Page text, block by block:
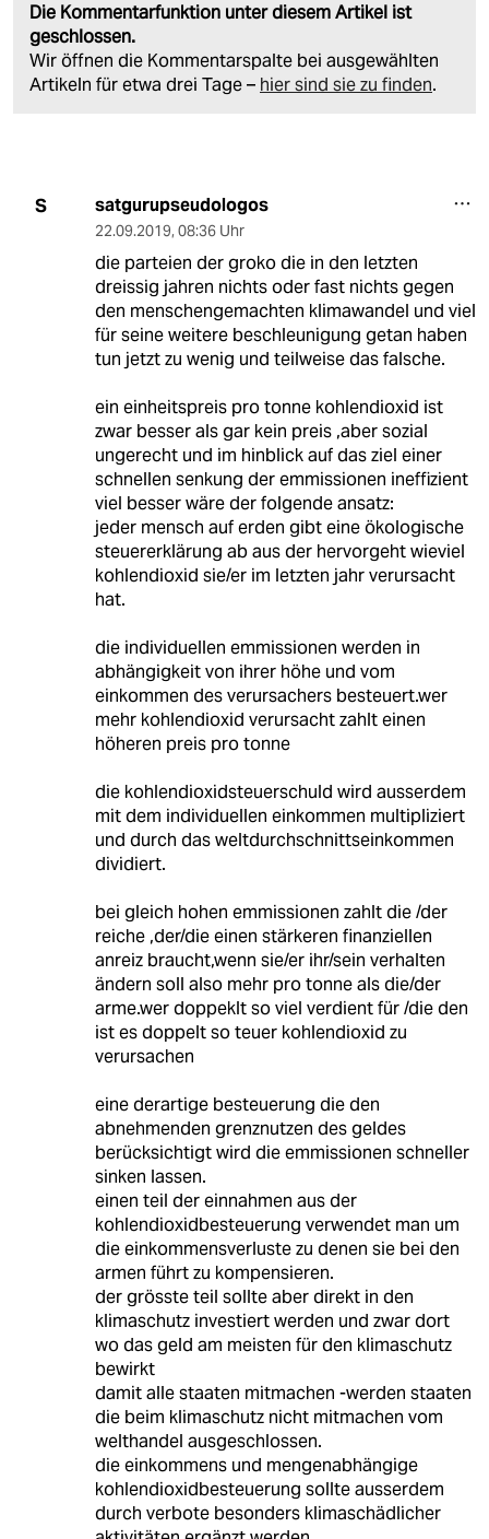
Die Kommentarfunktion unter diesem Artikel ist
geschlossen.
Wir öffnen die Kommentarspalte bei ausgewählten
Artikeln für etwa drei Tage – hier sind sie zu finden.
S satgurupseudologos
22.09.2019, 08:36 Uhr
die parteien der groko die in den letzten
dreissig jahren nichts oder fast nichts gegen
den menschengemachten klimawandel und viel
für seine weitere beschleunigung getan haben
tun jetzt zu wenig und teilweise das falsche.
ein einheitspreis pro tonne kohlendioxid ist
zwar besser als gar kein preis ,aber sozial
ungerecht und im hinblick auf das ziel einer
schnellen senkung der emmissionen ineffizient
viel besser wäre der folgende ansatz:
jeder mensch auf erden gibt eine ökologische
steuererklärung ab aus der hervorgeht wieviel
kohlendioxid sie/er im letzten jahr verursacht
hat.
die individuellen emmissionen werden in
abhängigkeit von ihrer höhe und vom
einkommen des verursachers besteuert.wer
mehr kohlendioxid verursacht zahlt einen
höheren preis pro tonne
die kohlendioxidsteuerschuld wird ausserdem
mit dem individuellen einkommen multipliziert
und durch das weltdurchschnittseinkommen
dividiert.
bei gleich hohen emmissionen zahlt die /der
reiche ,der/die einen stärkeren finanziellen
anreiz braucht,wenn sie/er ihr/sein verhalten
ändern soll also mehr pro tonne als die/der
arme.wer doppeklt so viel verdient für /die den
ist es doppelt so teuer kohlendioxid zu
verursachen
eine derartige besteuerung die den
abnehmenden grenznutzen des geldes
berücksichtigt wird die emmissionen schneller
sinken lassen.
einen teil der einnahmen aus der
kohlendioxidbesteuerung verwendet man um
die einkommensverluste zu denen sie bei den
armen führt zu kompensieren.
der grösste teil sollte aber direkt in den
klimaschutz investiert werden und zwar dort
wo das geld am meisten für den klimaschutz
bewirkt
damit alle staaten mitmachen -werden staaten
die beim klimaschutz nicht mitmachen vom
welthandel ausgeschlossen.
die einkommens und mengenabhängige
kohlendioxidbesteuerung sollte ausserdem
durch verbote besonders klimaschädlicher